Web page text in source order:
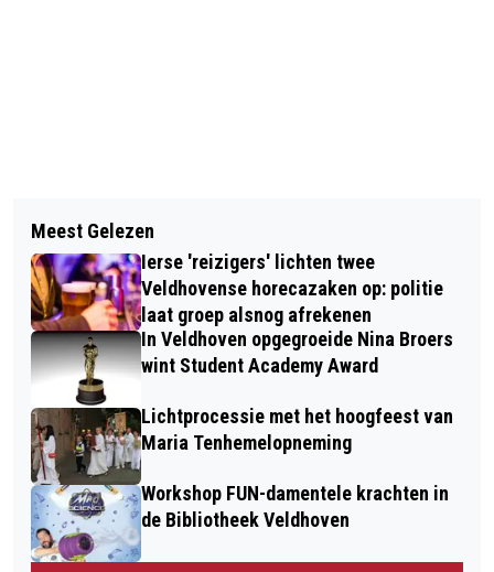
SINT JANSTROSSEN WEER GEZEGEND
IN OERLE
DISCRIMINATIE EN… OVERLEVING
VAN EEN RAS: DE GALAPAGOS
REUZENSCHILDPADDEN
Meest Gelezen
Ierse 'reizigers' lichten twee
Veldhovense horecazaken op: politie
laat groep alsnog afrekenen
In Veldhoven opgegroeide Nina Broers
wint Student Academy Award
Lichtprocessie met het hoogfeest van
Maria Tenhemelopneming
Workshop FUN-damentele krachten in
de Bibliotheek Veldhoven